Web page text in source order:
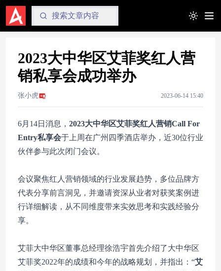
Toggle
2023大中华区艾菲奖红人营
销私享会成功举办
张小虎 2023-06-14 15:40
6月14日消息， 2023大中华区艾菲奖红人营销Call For
Entry私享会于上周在广州四季酒店举办，近30位行业
伙伴参与此次闭门会议。
会议聚焦红人营销领域的行业发展趋势，多位品牌方
代表分享前言洞见，并邀请资深从业者对获奖案例进
行详细解读，从不同维度带来实效思考和实践经验分
享。
艾菲大中华区董事总经理徐浩宇首先介绍了大中华区
艾菲奖2022年的成绩和今年的战略规划，并指出：“艾